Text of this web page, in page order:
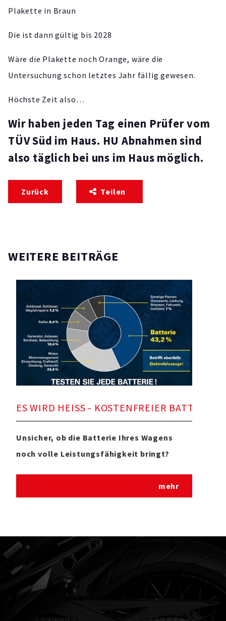
Plakette in Braun
Die ist dann gültig bis 2028
Wäre die Plakette noch Orange, wäre die
Untersuchung schon letztes Jahr fällig gewesen.
Höchste Zeit also…
Wir haben jeden Tag einen Prüfer vom
TÜV Süd im Haus. HU Abnahmen sind
also täglich bei uns im Haus möglich.
Zurück Teilen
WEITERE BEITRÄGE
ES WIRD HEISS - KOSTENFREIER BATTERIE
Unsicher, ob die Batterie Ihres Wagens
noch volle Leistungsfähigkeit bringt?
mehr